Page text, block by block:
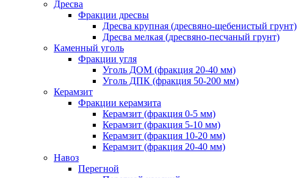
Дресва
Фракции дресвы
Дресва крупная (дресвяно-щебенистый грунт)
Дресва мелкая (дресвяно-песчаный грунт)
Каменный уголь
Фракции угля
Уголь ДОМ (фракция 20-40 мм)
Уголь ДПК (фракция 50-200 мм)
Керамзит
Фракции керамзита
Керамзит (фракция 0-5 мм)
Керамзит (фракция 5-10 мм)
Керамзит (фракция 10-20 мм)
Керамзит (фракция 20-40 мм)
Навоз
Перегной